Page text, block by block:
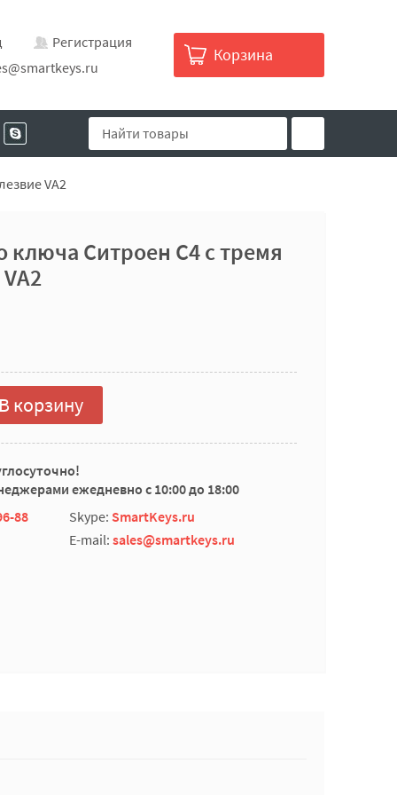
Регистрация
Корзина
VA2
ключа Ситроен C4 с тремя
В корзину
ежедневно с 10:00 до 18:00
88 Skype: SmartKeys.ru
E-mail: sales@smartkeys.ru